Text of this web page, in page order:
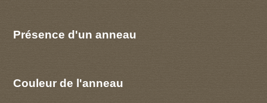
Présence d'un anneau
Couleur de l'anneau